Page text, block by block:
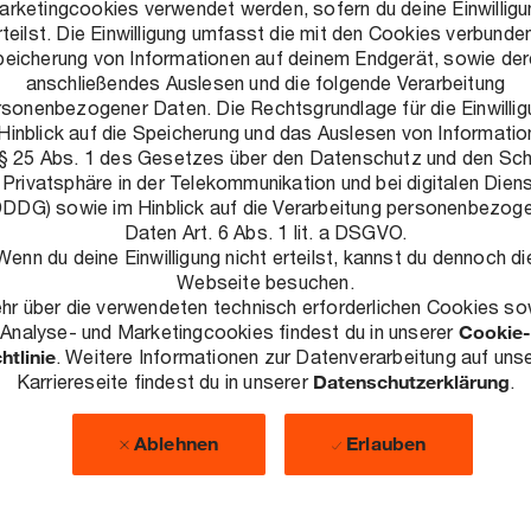
verwendet werden, sofern du deine
Die Einwilligung umfasst die mit den Cookies
von Informationen auf deinem Endgerät, sowie
anschließendes Auslesen und die folgende Verarbeitung
Daten. Die Rechtsgrundlage für die
auf die Speicherung und das Auslesen von
25 Abs. 1 des Gesetzes über den Datenschutz und den
in der Telekommunikation und bei digitalen
sowie im Hinblick auf die Verarbeitung
Daten Art. 6 Abs. 1 lit. a DSGVO.
du deine Einwilligung nicht erteilst, kannst du dennoch
Webseite besuchen.
über die verwendeten technisch erforderlichen Cookies
Analyse- und Marketingcookies findest du in unserer Cookie-
. Weitere Informationen zur Datenverarbeitung auf
Karriereseite findest du in unserer Datenschutzerklärung.
Ablehnen Erlauben
Controlling & Nachhaltigkeit
Unternehmensbereich:Assurance
Solutions (Industrial Services)
Niederlassung:Hannover
Kontakt:philipp.linss@pwc.com
Philipp Linss
Hannover